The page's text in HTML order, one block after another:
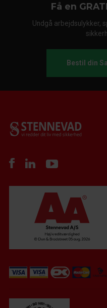
Få en
Undgå arbejdsulykker,
Bestil din